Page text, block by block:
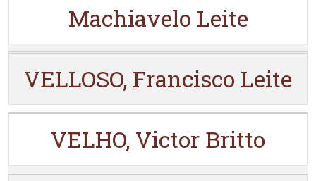
Machiavelo Leite
VELLOSO, Francisco Leite
VELHO, Victor Britto